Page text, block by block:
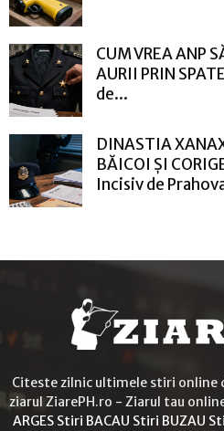
CUM VREA ANP
AURII PRIN
de...
DINASTIA
BĂICOI ȘI
Incisiv de
Citeste zilnic ultimele stiri online
ziarul ZiarePH.ro - Ziarul tau
ARGES Stiri BACAU Stiri BUZAU